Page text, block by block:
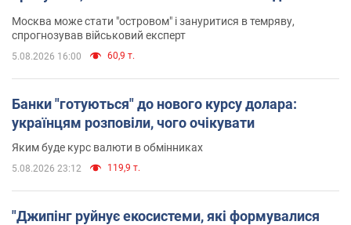
Москва може стати "островом" і зануритися в темряву,
спрогнозував військовий експерт
5.08.2026 16:00 60,9 т.
Банки "готуються" до нового курсу долара:
українцям розповіли, чого очікувати
Яким буде курс валюти в обмінниках
5.08.2026 23:12 119,9 т.
"Джипінг руйнує екосистеми, які формувалися